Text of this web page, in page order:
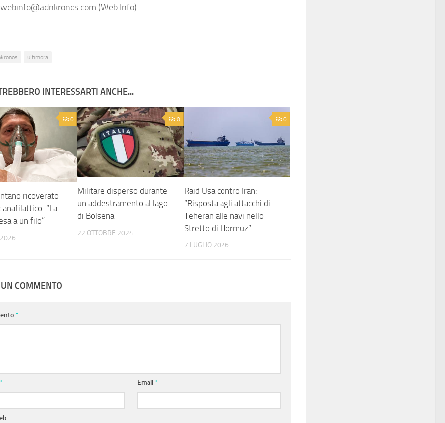
(Web Info)
ultimora
INTERESSARTI ANCHE...
0
ricoverato
anafilattico: “La
a un filo”
0
Militare disperso durante
un addestramento al lago
di Bolsena
22 OTTOBRE 2024
0
Raid Usa contro Iran:
“Risposta agli attacchi di
Teheran alle navi nello
Stretto di Hormuz”
7 LUGLIO 2026
COMMENTO
*
* Email*